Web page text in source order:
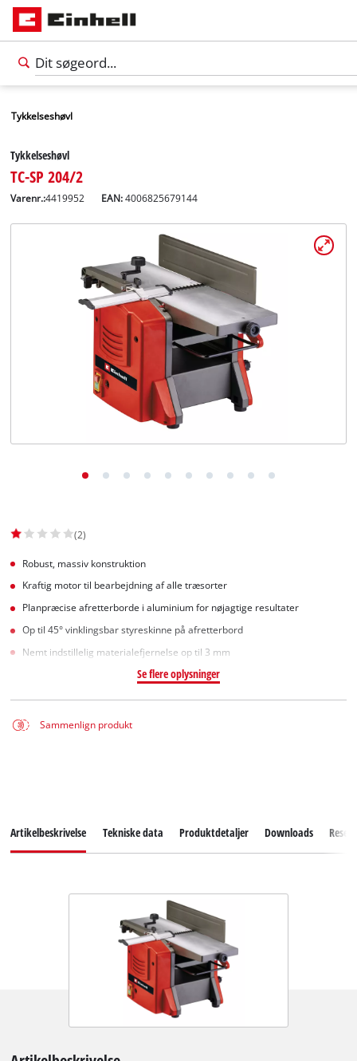
Tykkelseshøvl
Tykkelseshøvl
TC-SP 204/2
Varenr.:4419952 EAN:4006825679144
(2)
Robust, massiv konstruktion
Kraftig motor til bearbejdning af alle træsorter
Planpræcise afretterborde i aluminium for nøjagtige resultater
Op til 45° vinklingsbar styreskinne på afretterbord
Nemt indstillelig materialefjernelse op til 3 mm
Se flere oplysninger
Sammenlign produkt
Artikelbeskrivelse Tekniske data Produktdetaljer Downloads